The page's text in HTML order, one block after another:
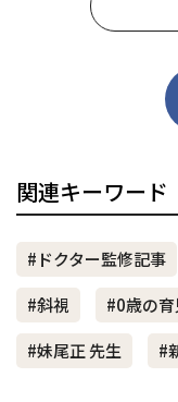
関連キーワード
#ドクター監修記事
#斜視
#0歳の
#妹尾正 先生
#